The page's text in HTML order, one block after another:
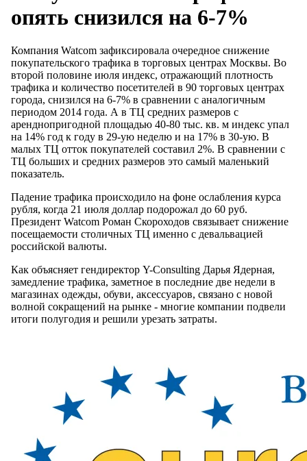
опять снизился на 6-7%
Компания Watcom зафиксировала очередное снижение
покупательского трафика в торговых центрах Москвы. Во
второй половине июля индекс, отражающий плотность
трафика и количество посетителей в 90 торговых центрах
города, снизился на 6-7% в сравнении с аналогичным
периодом 2014 года. А в ТЦ средних размеров с
аренднопригодной площадью 40-80 тыс. кв. м индекс упал
на 14% год к году в 29-ую неделю и на 17% в 30-ую. В
малых ТЦ отток покупателей составил 2%. В сравнении с
ТЦ больших и средних размеров это самый маленький
показатель.
Падение трафика происходило на фоне ослабления курса
рубля, когда 21 июля доллар подорожал до 60 руб.
Президент Watcom Роман Скороходов связывает снижение
посещаемости столичных ТЦ именно с девальвацией
российской валюты.
Как объясняет гендиректор Y-Consulting Дарья Ядерная,
замедление трафика, заметное в последние две недели в
магазинах одежды, обуви, аксессуаров, связано с новой
волной сокращений на рынке - многие компании подвели
итоги полугодия и решили урезать затраты.